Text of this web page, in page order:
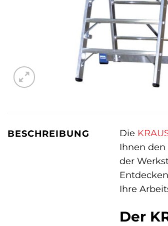
BESCHREIBUNG Die
Ihnen
der
Ihre
Der